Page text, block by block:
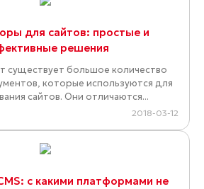
для сайтов: простые и
решения
существует большое количество
которые используются для
сайтов. Они отличаются...
2018-03-12
с какими платформами не